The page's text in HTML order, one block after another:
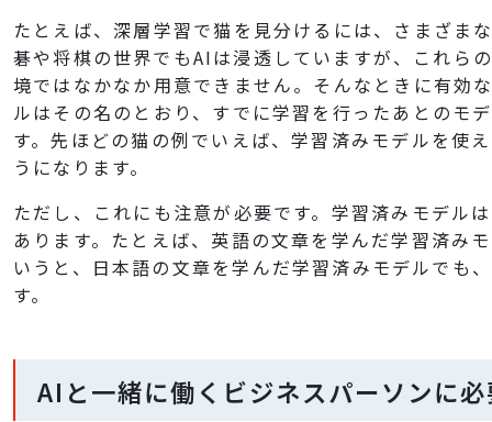
たとえば、深層学習で猫を見分けるには、さまざま
碁や将棋の世界でもAIは浸透していますが、これら
境ではなかなか用意できません。そんなときに有効
ルはその名のとおり、すでに学習を行ったあとのモ
す。先ほどの猫の例でいえば、学習済みモデルを使
うになります。
ただし、これにも注意が必要です。学習済みモデル
あります。たとえば、英語の文章を学んだ学習済み
いうと、日本語の文章を学んだ学習済みモデルでも
す。
AIと一緒に働くビジネスパーソンに